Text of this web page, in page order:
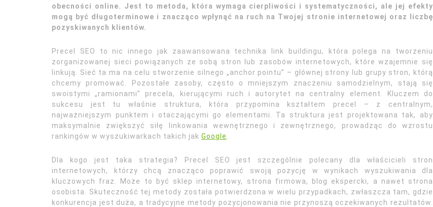
obecności online. Jest to metoda, która wymaga cierpliwości i systematyczności, ale jej efekty
mogą być długoterminowe i znacząco wpłynąć na ruch na Twojej stronie internetowej oraz liczbę
pozyskiwanych klientów.
Precel SEO to nic innego jak zaawansowana technika link buildingu, która polega na tworzeniu
zorganizowanej sieci powiązanych ze sobą stron lub zasobów internetowych, które wzajemnie się
linkują. Sieć ta ma na celu stworzenie silnego „anchor pointu” – głównej strony lub grupy stron, którą
chcemy promować. Pozostałe zasoby, często o mniejszym znaczeniu samodzielnym, stają się
swoistymi „ramionami” precela, kierującymi ruch i autorytet na centralny element. Kluczem do
sukcesu jest tu właśnie struktura, która przypomina kształtem precel – z centralnym,
najważniejszym punktem i otaczającymi go elementami. Ta struktura jest projektowana tak, aby
maksymalnie zwiększyć siłę linkowania wewnętrznego i zewnętrznego, prowadząc do wzrostu
rankingów w wyszukiwarkach takich jak Google
Dla kogo jest taka strategia? Precel SEO jest szczególnie polecany dla właścicieli stron
internetowych, którzy chcą znacząco poprawić swoją pozycję w wynikach wyszukiwania dla
kluczowych fraz. Może to być sklep internetowy, strona firmowa, blog ekspercki, a nawet strona
osobista. Skuteczność tej metody została potwierdzona w wielu przypadkach, zwłaszcza tam, gdzie
konkurencja jest duża, a tradycyjne metody pozycjonowania nie przynoszą oczekiwanych rezultatów.